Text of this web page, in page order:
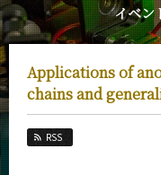
イベン
Applications of
chains and
RSS
物理学系について
About Us
教育
Education
教員・研究室
Faculty and